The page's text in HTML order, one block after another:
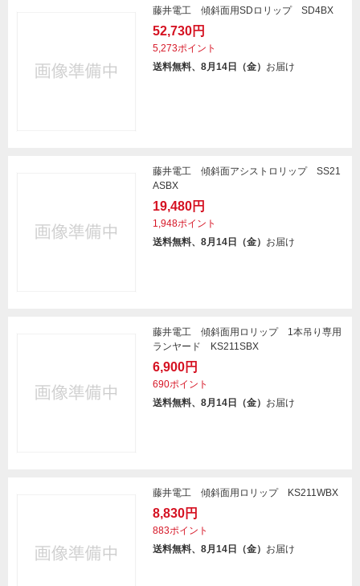
藤井電工 傾斜面用SDロリップ SD4BX
52,730円
5,273ポイント
送料無料、8月14日（金） お届け
藤井電工 傾斜面アシストロリップ SS21
ASBX
19,480円
1,948ポイント
送料無料、8月14日（金） お届け
藤井電工 傾斜面用ロリップ 1本吊り専用
ランヤード KS211SBX
6,900円
690ポイント
送料無料、8月14日（金） お届け
藤井電工 傾斜面用ロリップ KS211WBX
8,830円
883ポイント
送料無料、8月14日（金） お届け